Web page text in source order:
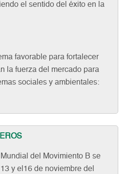
el sentido del éxito en la
favorable para fortalecer
la fuerza del mercado para
sociales y ambientales:
del Movimiento B se
y el16 de noviembre del